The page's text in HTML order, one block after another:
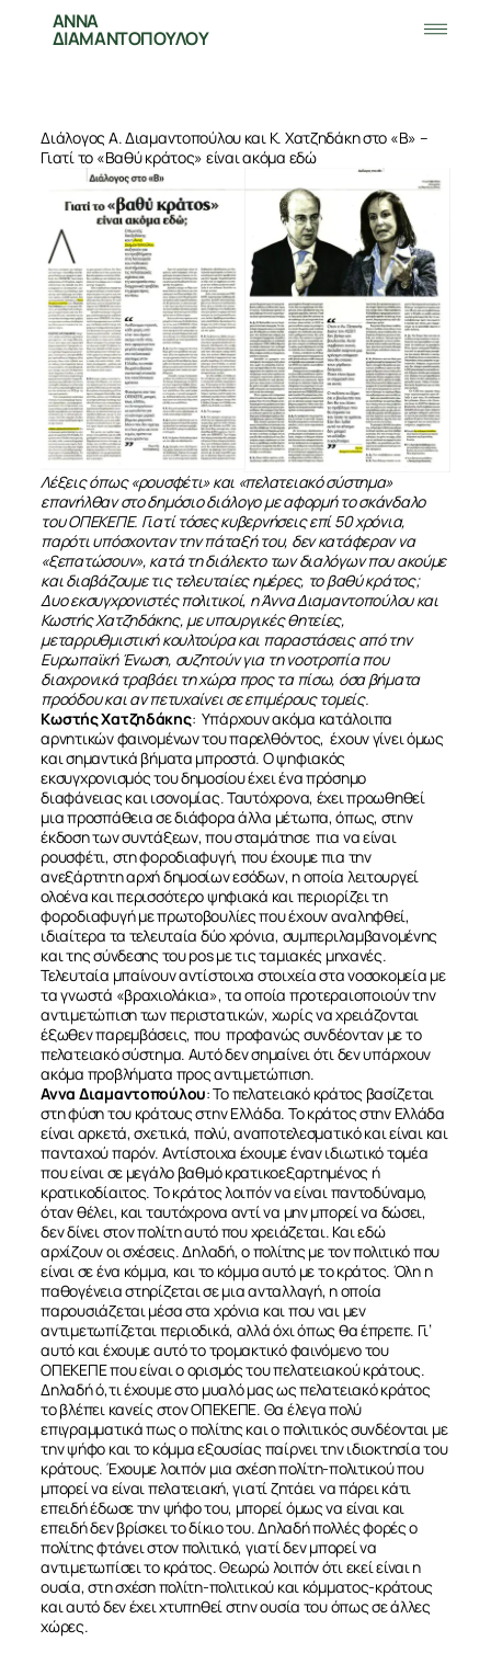
ΑΝΝΑ
ΔΙΑΜΑΝΤΟΠΟΥΛΟΥ
Διάλογος Α. Διαμαντοπούλου και Κ. Χατζηδάκη στο «Β» –
Γιατί το «Βαθύ κράτος» είναι ακόμα εδώ
Λέξεις όπως «ρουσφέτι» και «πελατειακό σύστημα»
επανήλθαν στο δημόσιο διάλογο με αφορμή το σκάνδαλο
του ΟΠΕΚΕΠΕ. Γιατί τόσες κυβερνήσεις επί 50 χρόνια,
παρότι υπόσχονταν την πάταξή του, δεν κατάφεραν να
«ξεπατώσουν», κατά τη διάλεκτο των διαλόγων που ακούμε
και διαβάζουμε τις τελευταίες ημέρες, το βαθύ κράτος;
Δυο εκσυγχρονιστές πολιτικοί, η Άννα Διαμαντοπούλου και
Κωστής Χατζηδάκης, με υπουργικές θητείες,
μεταρρυθμιστική κουλτούρα και παραστάσεις από την
Ευρωπαϊκή Ένωση, συζητούν για τη νοοτροπία που
διαχρονικά τραβάει τη χώρα προς τα πίσω, όσα βήματα
προόδου και αν πετυχαίνει σε επιμέρους τομείς.
KωστήςXατζηδάκης: Υπάρχουν ακόμα κατάλοιπα
αρνητικών φαινομένων του παρελθόντος, έχουν γίνει όμως
και σημαντικά βήματα μπροστά. Ο ψηφιακός
εκσυγχρονισμός του δημοσίου έχει ένα πρόσημο
διαφάνειας και ισονομίας. Ταυτόχρονα, έχει προωθηθεί
μια προσπάθεια σε διάφορα άλλα μέτωπα, όπως, στην
έκδοση των συντάξεων, που σταμάτησε πια να είναι
ρουσφέτι, στη φοροδιαφυγή, που έχουμε πια την
ανεξάρτητη αρχή δημοσίων εσόδων, η οποία λειτουργεί
ολοένα και περισσότερο ψηφιακά και περιορίζει τη
φοροδιαφυγή με πρωτοβουλίες που έχουν αναληφθεί,
ιδιαίτερα τα τελευταία δύο χρόνια, συμπεριλαμβανομένης
και της σύνδεσης του pos με τις ταμιακές μηχανές.
Τελευταία μπαίνουν αντίστοιχα στοιχεία στα νοσοκομεία με
τα γνωστά «βραχιολάκια», τα οποία προτεραιοποιούν την
αντιμετώπιση των περιστατικών, χωρίς να χρειάζονται
έξωθεν παρεμβάσεις, που προφανώς συνδέονταν με το
πελατειακό σύστημα. Αυτό δεν σημαίνει ότι δεν υπάρχουν
ακόμα προβλήματα προς αντιμετώπιση.
Αννα Διαμαντοπούλου: To πελατειακό κράτος βασίζεται
στη φύση του κράτους στην Ελλάδα. Το κράτος στην Ελλάδα
είναι αρκετά, σχετικά, πολύ, αναποτελεσματικό και είναι και
πανταχού παρόν. Αντίστοιχα έχουμε έναν ιδιωτικό τομέα
που είναι σε μεγάλο βαθμό κρατικοεξαρτημένος ή
κρατικοδίαιτος. Το κράτος λοιπόν να είναι παντοδύναμο,
όταν θέλει, και ταυτόχρονα αντί να μην μπορεί να δώσει,
δεν δίνει στον πολίτη αυτό που χρειάζεται. Και εδώ
αρχίζουν οι σχέσεις. Δηλαδή, ο πολίτης με τον πολιτικό που
είναι σε ένα κόμμα, και το κόμμα αυτό με το κράτος. Όλη η
παθογένεια στηρίζεται σε μια ανταλλαγή, η οποία
παρουσιάζεται μέσα στα χρόνια και που ναι μεν
αντιμετωπίζεται περιοδικά, αλλά όχι όπως θα έπρεπε. Γι’
αυτό και έχουμε αυτό το τρομακτικό φαινόμενο του
ΟΠΕΚΕΠΕ που είναι ο ορισμός του πελατειακού κράτους.
Δηλαδή ό,τι έχουμε στο μυαλό μας ως πελατειακό κράτος
το βλέπει κανείς στον ΟΠΕΚΕΠΕ. Θα έλεγα πολύ
επιγραμματικά πως ο πολίτης και ο πολιτικός συνδέονται με
την ψήφο και το κόμμα εξουσίας παίρνει την ιδιοκτησία του
κράτους. Έχουμε λοιπόν μια σχέση πολίτη-πολιτικού που
μπορεί να είναι πελατειακή, γιατί ζητάει να πάρει κάτι
επειδή έδωσε την ψήφο του, μπορεί όμως να είναι και
επειδή δεν βρίσκει το δίκιο του. Δηλαδή πολλές φορές ο
πολίτης φτάνει στον πολιτικό, γιατί δεν μπορεί να
αντιμετωπίσει το κράτος. Θεωρώ λοιπόν ότι εκεί είναι η
ουσία, στη σχέση πολίτη-πολιτικού και κόμματος-κράτους
και αυτό δεν έχει χτυπηθεί στην ουσία του όπως σε άλλες
χώρες.